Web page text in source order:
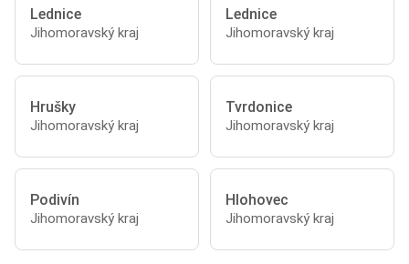
Lednice
Jihomoravský kraj
Lednice
Jihomoravský kraj
Hrušky
Jihomoravský kraj
Tvrdonice
Jihomoravský kraj
Podivín
Jihomoravský kraj
Hlohovec
Jihomoravský kraj